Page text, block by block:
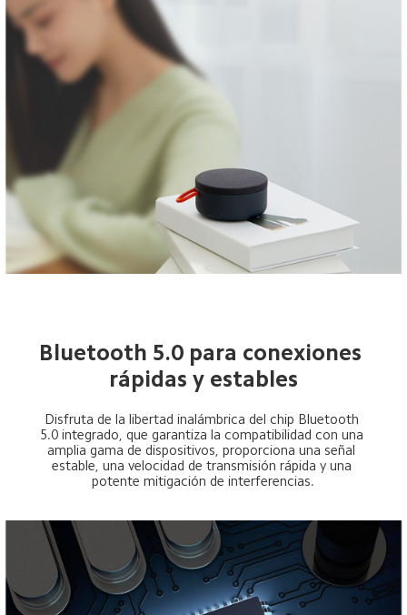
Bluetooth 5.0 para conexiones
rápidas y estables
Disfruta de la libertad inalámbrica del chip Bluetooth
5.0 integrado, que garantiza la compatibilidad con una
amplia gama de dispositivos, proporciona una señal
estable, una velocidad de transmisión rápida y una
potente mitigación de interferencias.